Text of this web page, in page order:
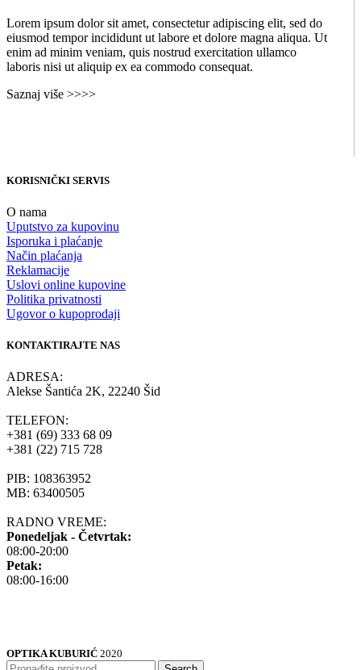
Lorem ipsum dolor sit amet, consectetur adipiscing elit, sed do
eiusmod tempor incididunt ut labore et dolore magna aliqua. Ut
enim ad minim veniam, quis nostrud exercitation ullamco
laboris nisi ut aliquip ex ea commodo consequat.
Saznaj više >>>>
KORISNIČKI SERVIS
O nama
Uputstvo za kupovinu
Isporuka i plaćanje
Način plaćanja
Reklamacije
Uslovi online kupovine
Politika privatnosti
Ugovor o kupoprodaji
KONTAKTIRAJTE NAS
ADRESA:
Alekse Šantića 2K, 22240 Šid
TELEFON:
+381 (69) 333 68 09
+381 (22) 715 728
PIB: 108363952
MB: 63400505
RADNO VREME:
Ponedeljak - Četvrtak:
08:00-20:00
Petak:
08:00-16:00
OPTIKA KUBURIĆ 2020